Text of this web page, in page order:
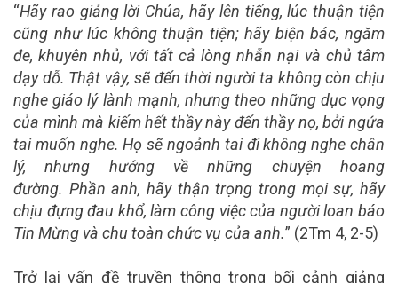
“Hãy rao giảng lời Chúa, hãy lên tiếng, lúc thuận tiện
cũng như lúc không thuận tiện; hãy biện bác, ngăm
đe, khuyên nhủ, với tất cả lòng nhẫn nại và chủ tâm
dạy dỗ. Thật vậy, sẽ đến thời người ta không còn chịu
nghe giáo lý lành mạnh, nhưng theo những dục vọng
của mình mà kiếm hết thầy này đến thầy nọ, bởi ngứa
tai muốn nghe. Họ sẽ ngoảnh tai đi không nghe chân
lý, nhưng hướng về những chuyện hoang
đường. Phần anh, hãy thận trọng trong mọi sự, hãy
chịu đựng đau khổ, làm công việc của người loan báo
Tin Mừng và chu toàn chức vụ của anh.” (2Tm 4, 2-5)
Trở lại vấn đề truyền thông trong bối cảnh giảng